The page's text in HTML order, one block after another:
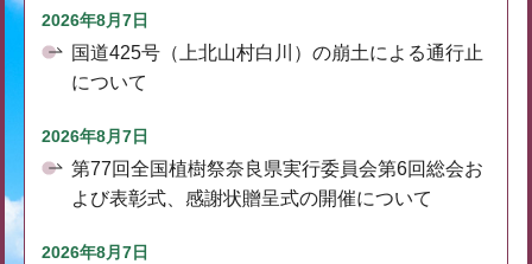
2026年8月7日
国道425号（上北山村白川）の崩土による通行止
について
2026年8月7日
第77回全国植樹祭奈良県実行委員会第6回総会お
よび表彰式、感謝状贈呈式の開催について
2026年8月7日